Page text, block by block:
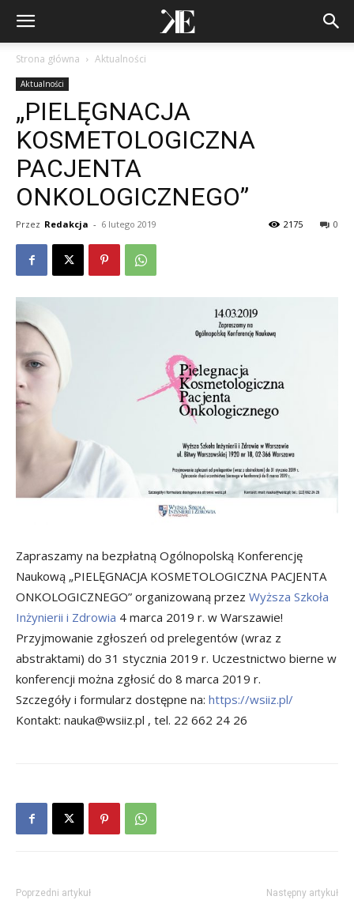
Strona główna Aktualności
Aktualności
„PIELĘGNACJA
KOSMETOLOGICZNA
PACJENTA
ONKOLOGICZNEGO”
Przez Redakcja - 6 lutego 2019 0
2175
Zapraszamy na bezpłatną Ogólnopolską Konferencję
Naukową „PIELĘGNACJA KOSMETOLOGICZNA PACJENTA
ONKOLOGICZNEGO” organizowaną przez Wyższa Szkoła
Inżynierii i Zdrowia 4 marca 2019 r. w Warszawie!
Przyjmowanie zgłoszeń od prelegentów (wraz z
abstraktami) do 31 stycznia 2019 r. Uczestnictwo bierne w
konferencji można zgłosić do 8 marca 2019 r.
Szczegóły i formularz dostępne na: https://wsiiz.pl/
Kontakt: nauka@wsiiz.pl , tel. 22 662 24 26
Poprzedni artykuł Następny artykuł